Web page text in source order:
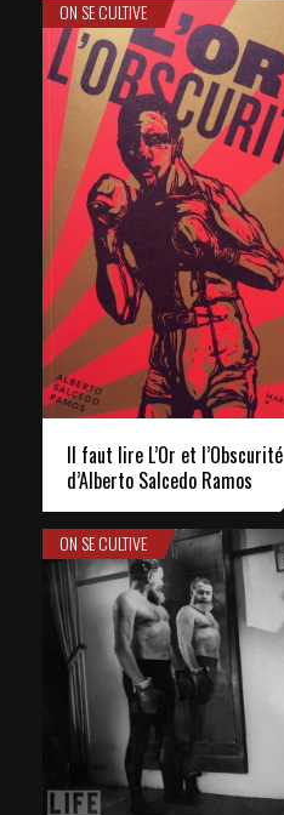
ON SE CULTIVE
Il faut lire L’Or et l’Obscurité
d’Alberto Salcedo Ramos
ON SE CULTIVE